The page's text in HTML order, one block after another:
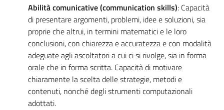
Abilità comunicative (communication skills): Capacità
di presentare argomenti, problemi, idee e soluzioni, sia
proprie che altrui, in termini matematici e le loro
conclusioni, con chiarezza e accuratezza e con modalità
adeguate agli ascoltatori a cui ci si rivolge, sia in forma
orale che in forma scritta. Capacità di motivare
chiaramente la scelta delle strategie, metodi e
contenuti, nonché degli strumenti computazionali
adottati.